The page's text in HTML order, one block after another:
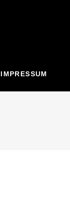
IMPRESSUM